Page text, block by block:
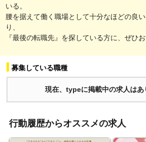
いる。
腰を据えて働く職場として十分なほどの良
り、
『最後の転職先』を探している方に、ぜひ
募集している職種
現在、typeに掲載中の求人はあ
行動履歴からオススメの求人